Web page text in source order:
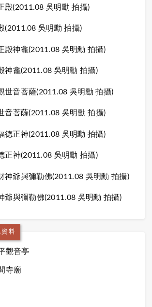
(2011.08 吳明勳 拍攝)
神龕(2011.08 吳明勳 拍攝)
音菩薩(2011.08 吳明勳 拍攝)
正神(2011.08 吳明勳 拍攝)
爺與彌勒佛(2011.08 吳明勳 拍攝)
料
觀音亭
寺廟